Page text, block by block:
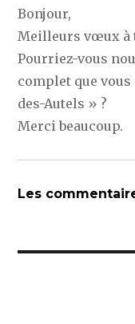
Bonjour,
Meilleurs vœux à
Pourriez-vous
complet que
des-Autels » ?
Merci beaucoup.
Les